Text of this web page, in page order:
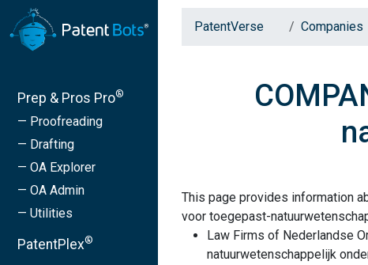
Prep & Pros Pro®
— Proofreading
— Drafting
— OA Explorer
— OA Admin
— Utilities
PatentPlex®
PatentVerse Companies
This page provides information
voor toegepast-
Law Firms of Nederlandse
natuurwetenschappelijk